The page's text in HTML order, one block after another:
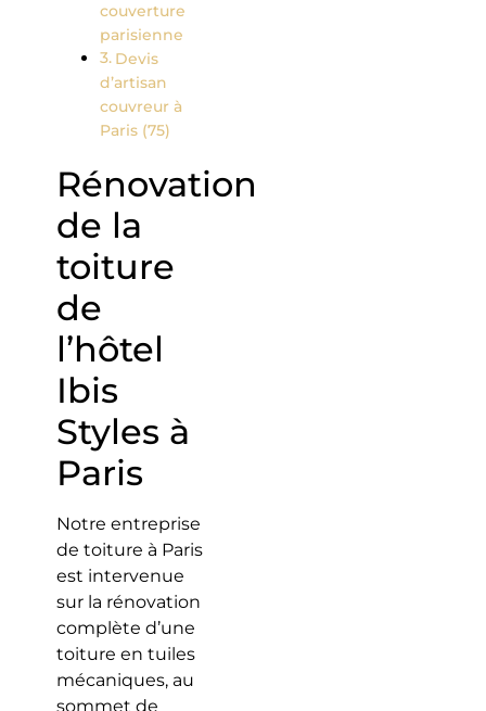
couverture
parisienne
Devis
d’artisan
couvreur à
Paris (75)
Rénovation
de la
toiture
de
l’hôtel
Ibis
Styles à
Paris
Notre entreprise
de toiture à Paris
est intervenue
sur la rénovation
complète d’une
toiture en tuiles
mécaniques, au
sommet de